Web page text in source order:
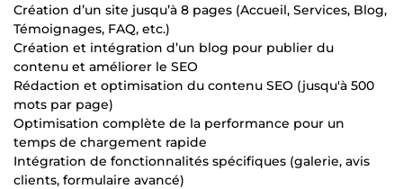
Création d’un site jusqu’à 8 pages (Accueil, Services, Blog,
Témoignages, FAQ, etc.)
Création et intégration d’un blog pour publier du
contenu et améliorer le SEO
Rédaction et optimisation du contenu SEO (jusqu'à 500
mots par page)
Optimisation complète de la performance pour un
temps de chargement rapide
Intégration de fonctionnalités spécifiques (galerie, avis
clients, formulaire avancé)